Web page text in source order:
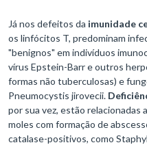
Já nos defeitos da imunidade
os linfócitos T, predominam
"benignos" em indivíduos
vírus Epstein-Barr e outros
formas não tuberculosas) e
Pneumocystis jirovecii.
por sua vez, estão
moles com formação de
catalase-positivos, como